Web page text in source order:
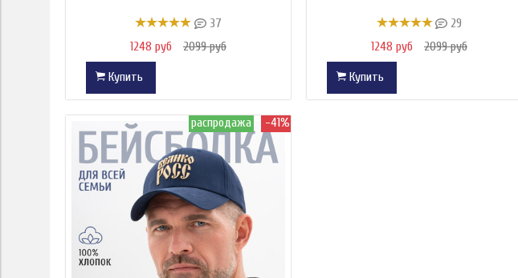
37
1248 руб
2099 руб
Купить
29
1248 руб
2099 руб
Купить
распродажа -41%